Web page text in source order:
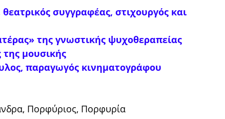
συγγραφέας, στιχουργός και
της γνωστικής ψυχοθεραπείας
της μουσικής
παραγωγός κινηματογράφου
Πορφύριος, Πορφυρία